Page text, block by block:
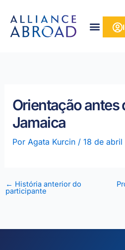
conteúdo
para
Orientação antes
Jamaica
Por Agata Kurcin / 18 de
← História anterior do
participante